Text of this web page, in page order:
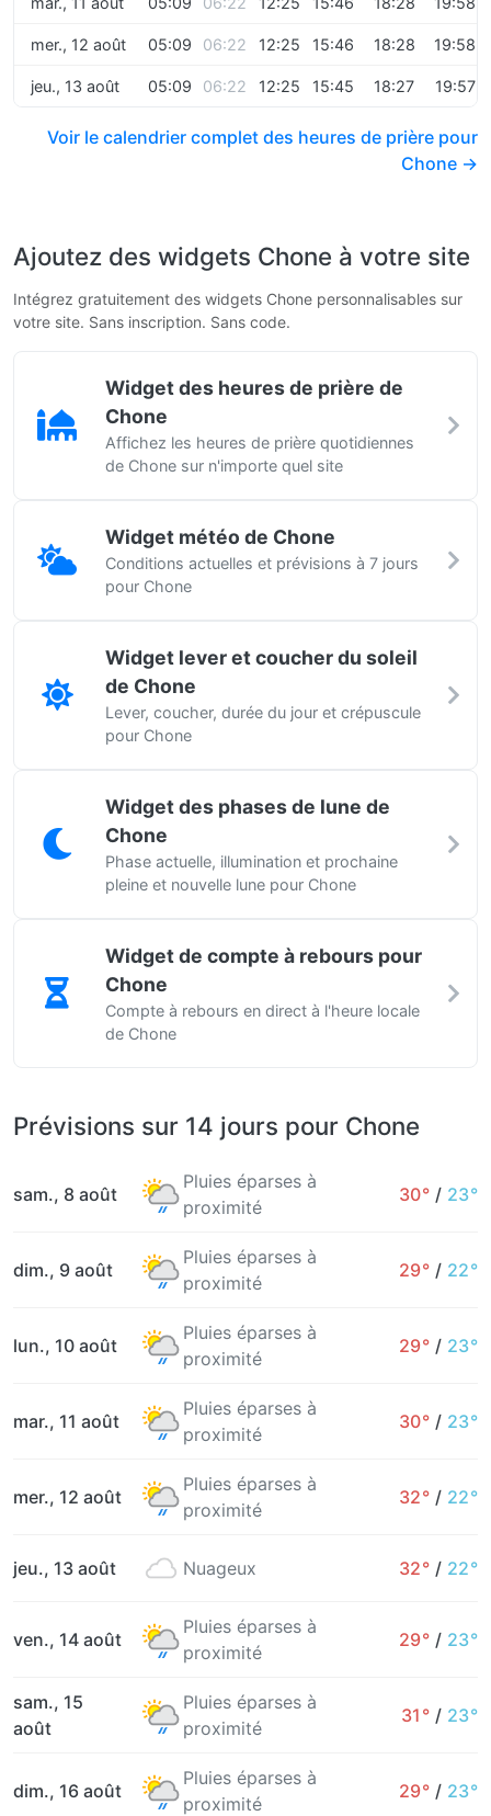
mer., 12 août 05:09 06:22 12:25 15:46 18:28 19:58
jeu., 13 août 05:09 06:22 12:25 15:45 18:27 19:57
Voir le calendrier complet des heures de prière pour
Chone →
Ajoutez des widgets Chone à votre site
Intégrez gratuitement des widgets Chone personnalisables sur
votre site. Sans inscription. Sans code.
Widget des heures de prière de
Chone
Affichez les heures de prière quotidiennes
de Chone sur n'importe quel site
Widget météo de Chone
Conditions actuelles et prévisions à 7 jours
pour Chone
Widget lever et coucher du soleil
de Chone
Lever, coucher, durée du jour et crépuscule
pour Chone
Widget des phases de lune de
Chone
Phase actuelle, illumination et prochaine
pleine et nouvelle lune pour Chone
Widget de compte à rebours pour
Chone
Compte à rebours en direct à l'heure locale
de Chone
Prévisions sur 14 jours pour Chone
sam., 8 août
Pluies éparses à
proximité
30° / 23°
dim., 9 août
Pluies éparses à
proximité
29° / 22°
lun., 10 août
Pluies éparses à
proximité
29° / 23°
mar., 11 août
Pluies éparses à
proximité
30° / 23°
mer., 12 août
Pluies éparses à
proximité
32° / 22°
jeu., 13 août Nuageux 32° / 22°
ven., 14 août
Pluies éparses à
proximité
29° / 23°
sam., 15
août
Pluies éparses à
proximité
31° / 23°
dim., 16 août
Pluies éparses à
proximité
29° / 23°